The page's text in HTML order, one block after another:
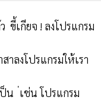
ขี้เกียจ ! ลงโปรแกรม
ลงโปรแกรมให้เรา
น ่เช่น โปรแกรม